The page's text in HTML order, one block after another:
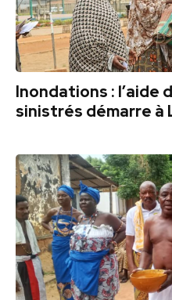
Inondations : l’aide
sinistrés démarre à